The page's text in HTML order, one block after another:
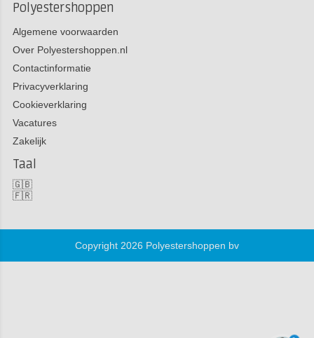
Polyestershoppen
Algemene voorwaarden
Over Polyestershoppen.nl
Contactinformatie
Privacyverklaring
Cookieverklaring
Vacatures
Zakelijk
Taal
🇬🇧
🇫🇷
Copyright 2026 Polyestershoppen bv